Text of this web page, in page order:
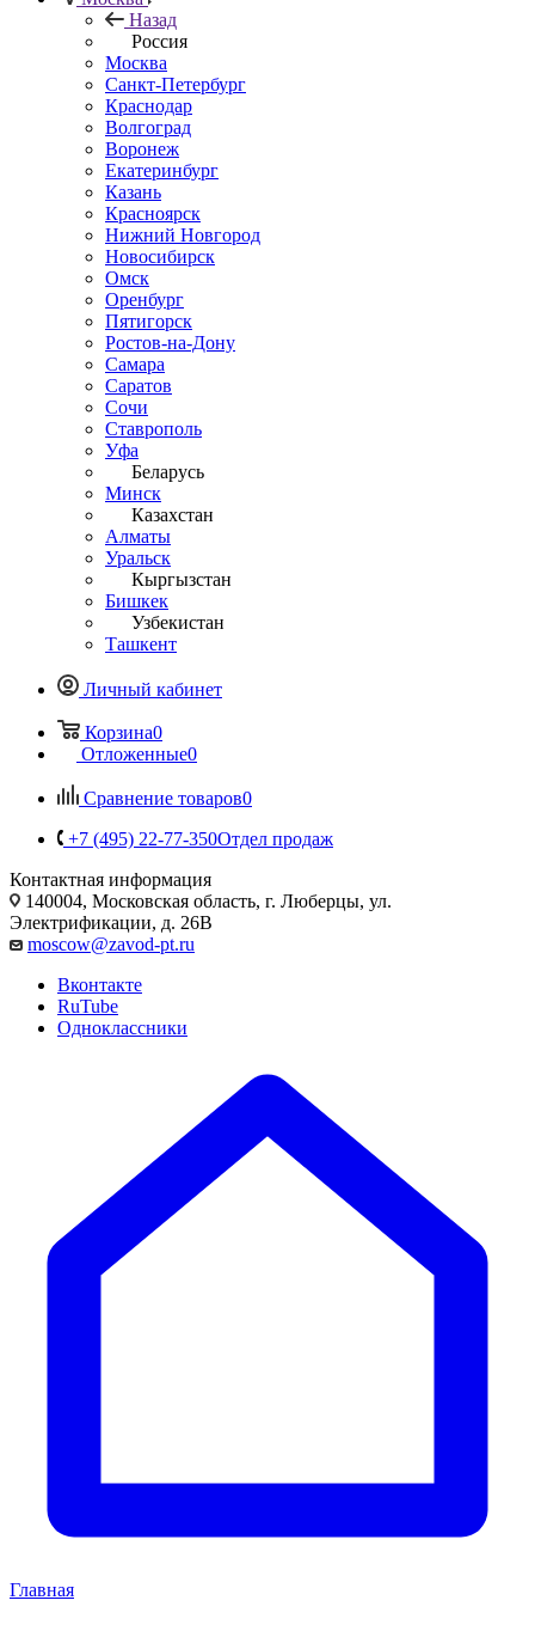
Назад
Россия
Москва
Санкт-Петербург
Краснодар
Волгоград
Воронеж
Екатеринбург
Казань
Красноярск
Нижний Новгород
Новосибирск
Омск
Оренбург
Пятигорск
Ростов-на-Дону
Самара
Саратов
Сочи
Ставрополь
Уфа
Беларусь
Минск
Казахстан
Алматы
Уральск
Кыргызстан
Бишкек
Узбекистан
Ташкент
Личный кабинет
Корзина0
Отложенные0
Сравнение товаров0
+7 (495) 22-77-350Отдел продаж
Контактная информация
140004, Московская область, г. Люберцы, ул.
Электрификации, д. 26В
moscow@zavod-pt.ru
Вконтакте
RuTube
Одноклассники
Главная